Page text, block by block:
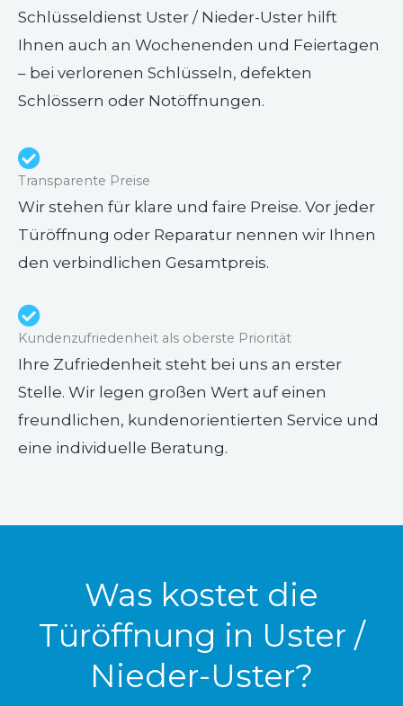
Schlüsseldienst Uster / Nieder-Uster hilft
Ihnen auch an Wochenenden und Feiertagen
– bei verlorenen Schlüsseln, defekten
Schlössern oder Notöffnungen.
Transparente Preise
Wir stehen für klare und faire Preise. Vor jeder
Türöffnung oder Reparatur nennen wir Ihnen
den verbindlichen Gesamtpreis.
Kundenzufriedenheit als oberste Priorität
Ihre Zufriedenheit steht bei uns an erster
Stelle. Wir legen großen Wert auf einen
freundlichen, kundenorientierten Service und
eine individuelle Beratung.
Was kostet die
Türöffnung in Uster /
Nieder-Uster?